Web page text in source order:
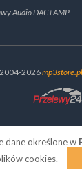
Audio DAC+AMP
2026mp3store.pl
dane określone w
cookies.